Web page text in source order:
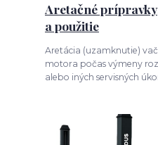
Aretačné
a použitie
Aretácia (uzamknutie)
motora počas výmeny
alebo iných servisných